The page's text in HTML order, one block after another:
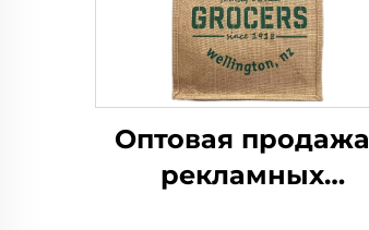
Оптовая продажа
рекламных